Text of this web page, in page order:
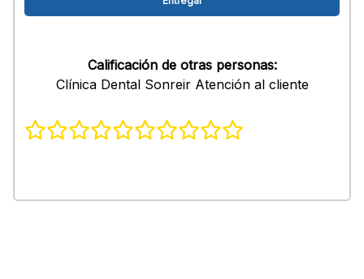
Calificación de otras personas:
Clínica Dental Sonreir Atención al cliente